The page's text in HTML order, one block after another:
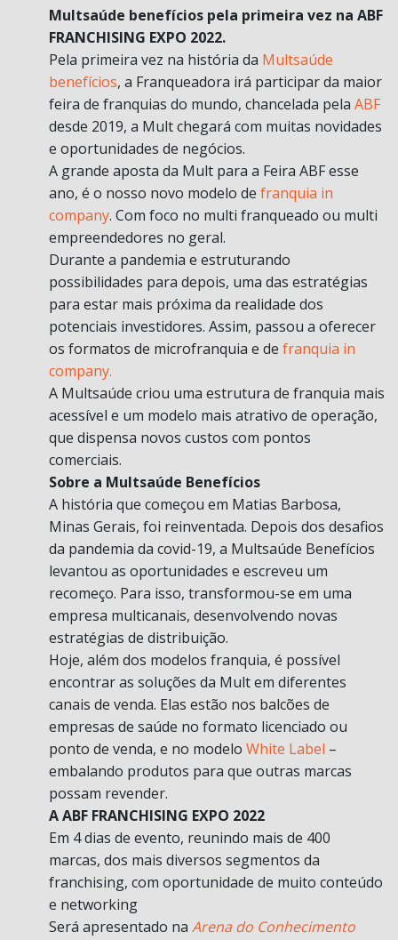
Multsaúde benefícios pela primeira vez na ABF
FRANCHISING EXPO 2022.
Pela primeira vez na história da Multsaúde
benefícios, a Franqueadora irá participar da maior
feira de franquias do mundo, chancelada pela ABF
desde 2019, a Mult chegará com muitas novidades
e oportunidades de negócios.
A grande aposta da Mult para a Feira ABF esse
ano, é o nosso novo modelo de franquia in
company. Com foco no multi franqueado ou multi
empreendedores no geral.
Durante a pandemia e estruturando
possibilidades para depois, uma das estratégias
para estar mais próxima da realidade dos
potenciais investidores. Assim, passou a oferecer
os formatos de microfranquia e de franquia in
company.
A Multsaúde criou uma estrutura de franquia mais
acessível e um modelo mais atrativo de operação,
que dispensa novos custos com pontos
comerciais.
Sobre a Multsaúde Benefícios
A história que começou em Matias Barbosa,
Minas Gerais, foi reinventada. Depois dos desafios
da pandemia da covid-19, a Multsaúde Benefícios
levantou as oportunidades e escreveu um
recomeço. Para isso, transformou-se em uma
empresa multicanais, desenvolvendo novas
estratégias de distribuição.
Hoje, além dos modelos franquia, é possível
encontrar as soluções da Mult em diferentes
canais de venda. Elas estão nos balcões de
empresas de saúde no formato licenciado ou
ponto de venda, e no modelo White Label –
embalando produtos para que outras marcas
possam revender.
A ABF FRANCHISING EXPO 2022
Em 4 dias de evento, reunindo mais de 400
marcas, dos mais diversos segmentos da
franchising, com oportunidade de muito conteúdo
e networking
Será apresentado na Arena do Conhecimento